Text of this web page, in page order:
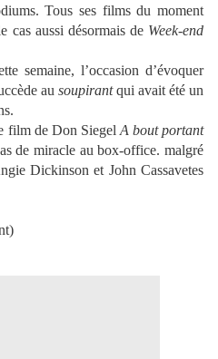
Tous ses films du moment
cas aussi désormais de Week-end
semaine, l’occasion d’évoquer
au soupirantqui avait été un
film de Don Siegel A bout portant
de miracle au box-office. malgré
Dickinson et John Cassavetes